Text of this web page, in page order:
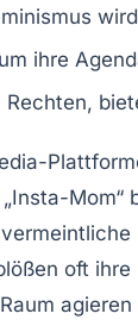
ihre
oft